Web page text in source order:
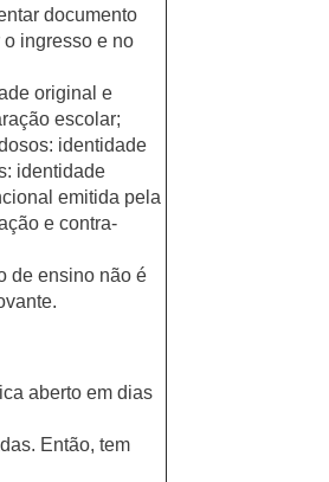
documento
ingresso e no
original e
escolar;
identidade
identidade
emitida pela
e contra-
de ensino não é
aberto em dias
Então, tem